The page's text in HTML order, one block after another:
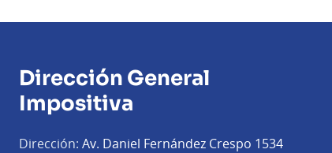
Dirección General
Impositiva
Dirección: Av. Daniel Fernández Crespo 1534